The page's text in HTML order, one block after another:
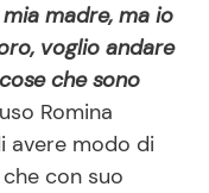
madre, ma io
voglio andare
che sono
Romina
avere modo di
con suo